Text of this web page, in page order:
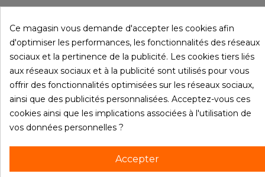
PRODUITS 
NOTRE SOCIÉTÉ 
VOTRE COMPTE 
© 2026 - Materiel-restau.fr
Ce magasin vous demande d'accepter les cookies afin
d'optimiser les performances, les fonctionnalités des réseaux
sociaux et la pertinence de la publicité. Les cookies tiers liés
aux réseaux sociaux et à la publicité sont utilisés pour vous
offrir des fonctionnalités optimisées sur les réseaux sociaux,
ainsi que des publicités personnalisées. Acceptez-vous ces
cookies ainsi que les implications associées à l'utilisation de
vos données personnelles ?
Accepter